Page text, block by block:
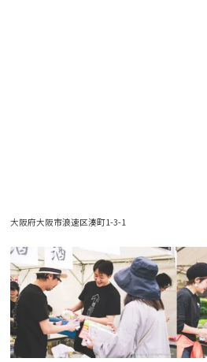
大阪府大阪市浪速区湊町1-3-1